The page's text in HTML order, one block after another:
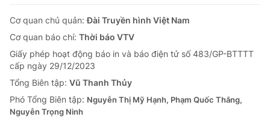
Cơ quan chủ quản:Đài Truyền hình Việt Nam
Cơ quan báo chí: Thời báo VTV
Giấy phép hoạt động báo in và báo điện tử số 483/GP-BTTTT
cấp ngày 29/12/2023
Tổng Biên tập: Vũ Thanh Thủy
Phó Tổng Biên tập: Nguyễn Thị Mỹ Hạnh, Phạm Quốc Thắng,
Nguyễn Trọng Ninh